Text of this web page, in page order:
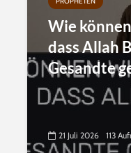
Wie
dass Allah
Gesandte
21 Juli 2026 113